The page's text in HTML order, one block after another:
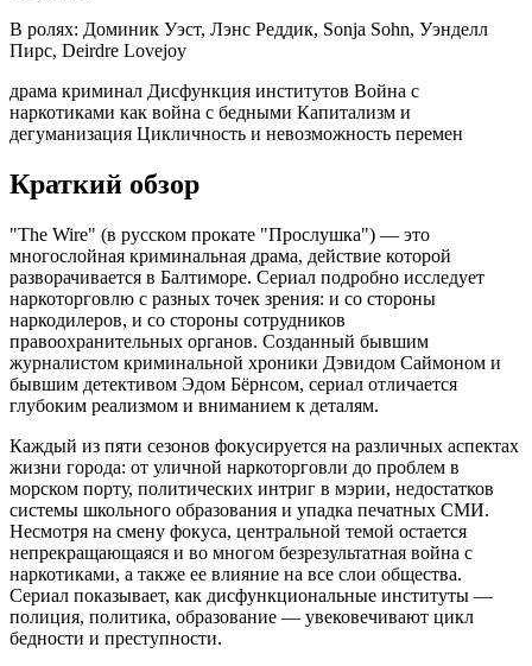
В ролях: Доминик Уэст, Лэнс Реддик, Sonja Sohn, Уэнделл
Пирс, Deirdre Lovejoy
драма криминал Дисфункция институтов Война с
наркотиками как война с бедными Капитализм и
дегуманизация Цикличность и невозможность перемен
Краткий обзор
"The Wire" (в русском прокате "Прослушка") — это
многослойная криминальная драма, действие которой
разворачивается в Балтиморе. Сериал подробно исследует
наркоторговлю с разных точек зрения: и со стороны
наркодилеров, и со стороны сотрудников
правоохранительных органов. Созданный бывшим
журналистом криминальной хроники Дэвидом Саймоном и
бывшим детективом Эдом Бёрнсом, сериал отличается
глубоким реализмом и вниманием к деталям.
Каждый из пяти сезонов фокусируется на различных аспектах
жизни города: от уличной наркоторговли до проблем в
морском порту, политических интриг в мэрии, недостатков
системы школьного образования и упадка печатных СМИ.
Несмотря на смену фокуса, центральной темой остается
непрекращающаяся и во многом безрезультатная война с
наркотиками, а также ее влияние на все слои общества.
Сериал показывает, как дисфункциональные институты —
полиция, политика, образование — увековечивают цикл
бедности и преступности.